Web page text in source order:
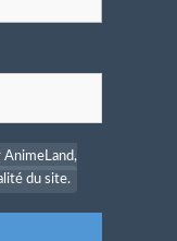
AnimeLand,
du site.